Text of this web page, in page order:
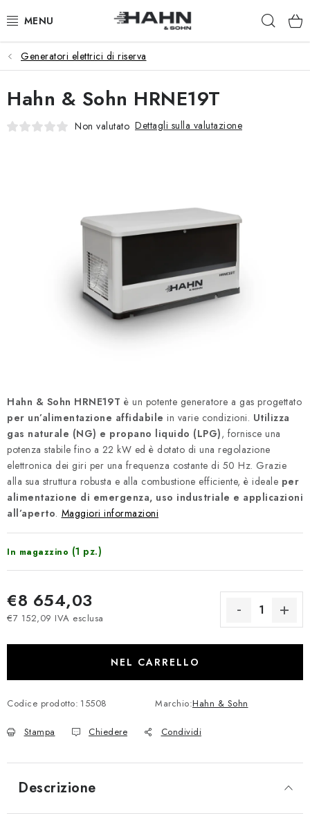
PRODOTTI
CHI SIAMO
PERCHÉ HAHN & SOHN
Protezione dei dati personali
Informativa sui Cookie
Recesso
Spedizione e pagamento FAQ
Contatti
Servizio
Reclamo Manuali generatori
Generatori elettrici di riserva
Hahn & Sohn HRNE19T è un potente generatore a gas progettato
per un’alimentazione affidabile in varie condizioni. Utilizza
gas naturale (NG) e propano liquido (LPG), fornisce una
potenza stabile fino a 22 kW ed è dotato di una regolazione
elettronica dei giri per una frequenza costante di 50 Hz. Grazie
alla sua struttura robusta e alla combustione efficiente, è ideale per
alimentazione di emergenza, uso industriale e applicazioni
all’aperto. Maggiori informazioni
In magazzino (1 pz.)
€8 654,03
€7 152,09 IVA esclusa
NEL CARRELLO
Codice prodotto: 15508 Marchio:Hahn & Sohn
Stampa Chiedere Condividi
Hahn & Sohn HRNE19T
Non valutato Dettagli sulla valutazione
Descrizione